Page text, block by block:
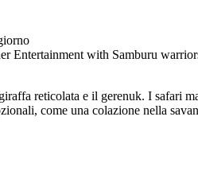
reticolata e il gerenuk. I safari
come una colazione nella